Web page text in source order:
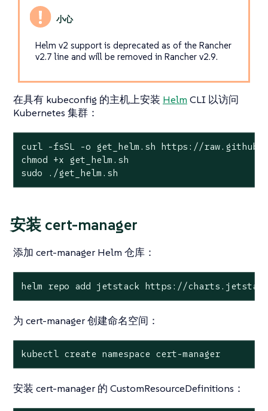
Helm v2 support is deprecated as of the Rancher
v2.7 line and will be removed in Rancher v2.9.
在具有 kubeconfig 的主机上安装 Helm CLI 以访问
Kubernetes 集群：
curl -fsSL -o get_helm.sh https://
chmod +x get_helm.sh
sudo ./get_helm.sh
安装 cert-manager
添加 cert-manager Helm 仓库：
helm repo add jetstack https://
为 cert-manager 创建命名空间：
kubectl create namespace cert-manager
安装 cert-manager 的 CustomResourceDefinitions：